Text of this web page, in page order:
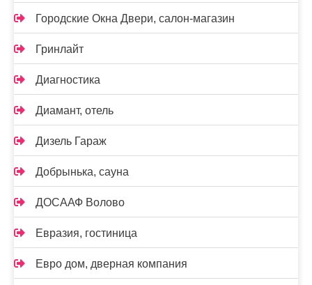
Городские Окна Двери, салон-магазин
Гринлайт
Диагностика
Диамант, отель
Дизель Гараж
Добрынька, сауна
ДОСААФ Волово
Евразия, гостиница
Евро дом, дверная компания